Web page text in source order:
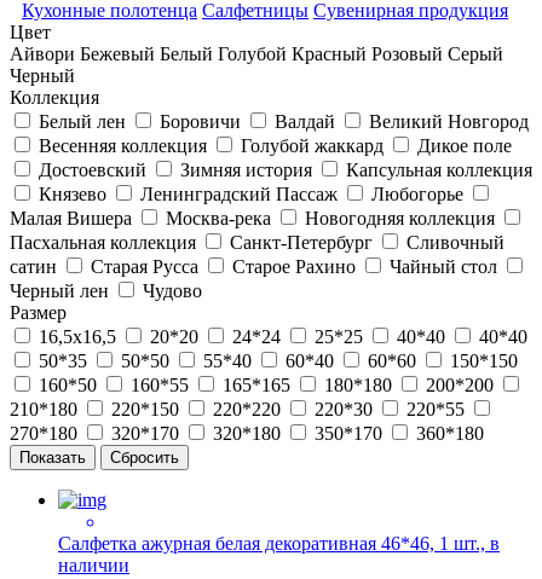
Кухонные полотенца Салфетницы Сувенирная продукция
Цвет
Айвори Бежевый Белый Голубой Красный Розовый Серый
Черный
Коллекция
Белый лен
Боровичи Валдай
Великий Новгород
Весенняя коллекция
Голубой жаккард
Дикое поле
Достоевский
Зимняя история
Капсульная коллекция
Князево
Ленинградский Пассаж
Любогорье
Малая Вишера
Москва-река
Новогодняя коллекция
Пасхальная коллекция
Санкт-Петербург
Сливочный
сатин
Старая Русса Старое Рахино
Чайный стол
Черный лен
Чудово
Размер
16,5х16,5
20*20 24*24 25*25 40*40
40*40
50*35
50*50 55*40 60*40 60*60
150*150
160*50
160*55 165*165 180*180
200*200
210*180
220*150 220*220 220*30
220*55
270*180
320*170 320*180 350*170 360*180
Салфетка ажурная белая декоративная 46*46, 1 шт., в
наличии